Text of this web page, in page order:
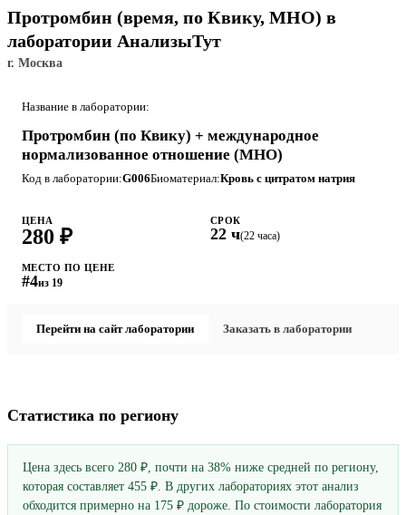
Протромбин (время, по Квику, МНО) в
лаборатории АнализыТут
г. Москва
Название в лаборатории:
Протромбин (по Квику) + международное
нормализованное отношение (МНО)
Код в лаборатории:G006Биоматериал:Кровь с цитратом натрия
ЦЕНА
280 ₽
СРОК
22 ч(22 часа)
МЕСТО ПО ЦЕНЕ
#4из 19
Перейти на сайт лаборатории Заказать в лаборатории
Статистика по региону
Цена здесь всего 280 ₽, почти на 38% ниже средней по региону,
которая составляет 455 ₽. В других лабораториях этот анализ
обходится примерно на 175 ₽ дороже. По стоимости лаборатория